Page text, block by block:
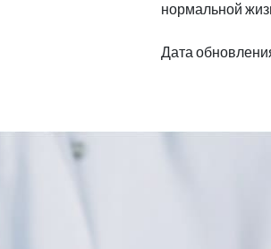
нормальной
Дата